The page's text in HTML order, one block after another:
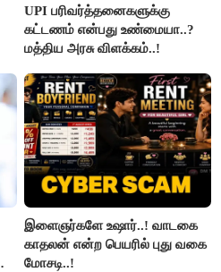
UPI பரிவர்த்தனைகளுக்கு
கட்டணம் என்பது உண்மையா..?
மத்திய அரசு விளக்கம்..!
இளைஞர்களே உஷார்..! வாடகை
காதலன் என்ற பெயரில் புது வகை
மோசடி..!